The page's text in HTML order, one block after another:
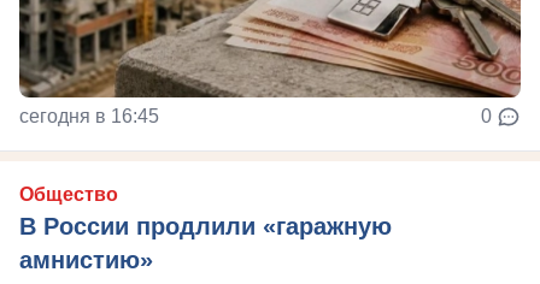
сегодня в 16:45 0
Общество
В России продлили «гаражную
амнистию»